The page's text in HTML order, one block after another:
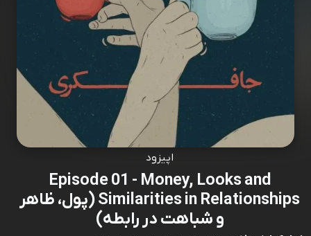
اپیزود
Episode 01 - Money, Looks and
Similarities in Relationships (پول، ظاهر
و شباهت در رابطه)